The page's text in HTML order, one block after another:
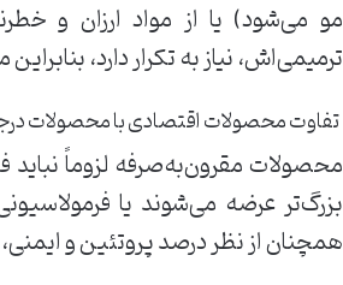
مو می‌شود) یا از مواد ارزان و
ترمیمی‌اش، نیاز به تکرار دارد،
تفاوت محصولات اقتصادی با محصولات
محصولات مقرون‌به‌صرفه لزوماً
بزرگ‌تر عرضه می‌شوند یا
همچنان از نظر درصد پروتئین و ایمنی،